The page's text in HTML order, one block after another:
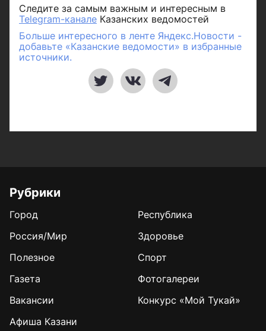
Следите за самым важным и интересным в
Telegram-канале Казанских ведомостей
Больше интересного в ленте Яндекс.Новости -
добавьте «Казанские ведомости» в избранные
источники.
Рубрики
Город
Республика
Россия/Мир
Здоровье
Полезное
Спорт
Газета
Фотогалереи
Вакансии
Конкурс «Мой Тукай»
Афиша Казани